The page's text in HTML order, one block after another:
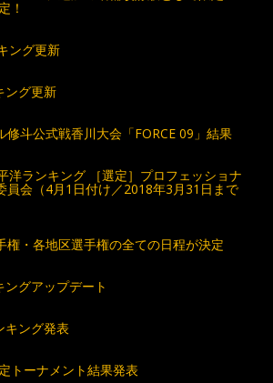
！
ング更新
ング更新
修斗公式戦香川大会「FORCE 09」結果
洋ランキング ［選定］プロフェッショナ
員会（4月1日付け／2018年3月31日まで
権・各地区選手権の全ての日程が決定
グアップデート
キング発表
トーナメント結果発表